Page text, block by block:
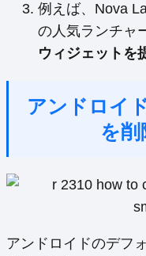
例えば、Nova
の人気ランチャ
ウィジェットを
アンドロイ
を削
アンドロイドのデフ